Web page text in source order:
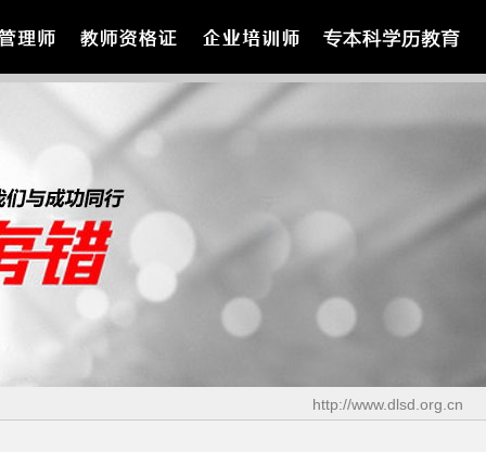
http://www.dlsd.org.cn